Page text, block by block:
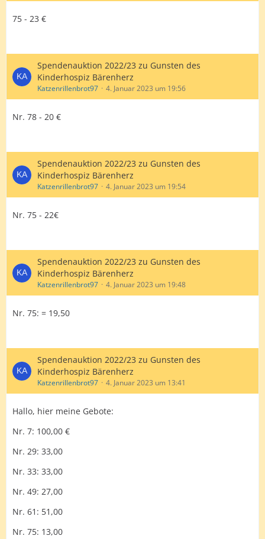
75 - 23 €
Spendenauktion 2022/23 zu Gunsten des
Kinderhospiz Bärenherz
Katzenrillenbrot97 4. Januar 2023 um 19:56
Nr. 78 - 20 €
Spendenauktion 2022/23 zu Gunsten des
Kinderhospiz Bärenherz
Katzenrillenbrot97 4. Januar 2023 um 19:54
Nr. 75 - 22€
Spendenauktion 2022/23 zu Gunsten des
Kinderhospiz Bärenherz
Katzenrillenbrot97 4. Januar 2023 um 19:48
Nr. 75: = 19,50
Spendenauktion 2022/23 zu Gunsten des
Kinderhospiz Bärenherz
Katzenrillenbrot97 4. Januar 2023 um 13:41
Hallo, hier meine Gebote:
Nr. 7: 100,00 €
Nr. 29: 33,00
Nr. 33: 33,00
Nr. 49: 27,00
Nr. 61: 51,00
Nr. 75: 13,00